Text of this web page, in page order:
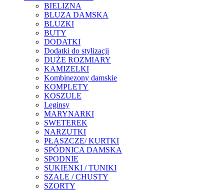
BIELIZNA
BLUZA DAMSKA
BLUZKI
BUTY
DODATKI
Dodatki do stylizacji
DUŻE ROZMIARY
KAMIZELKI
Kombinezony damskie
KOMPLETY
KOSZULE
Leginsy
MARYNARKI
SWETEREK
NARZUTKI
PŁASZCZE/ KURTKI
SPÓDNICA DAMSKA
SPODNIE
SUKIENKI / TUNIKI
SZALE / CHUSTY
SZORTY